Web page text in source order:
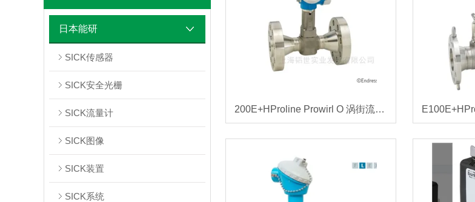
日本能研
SICK传感器
SICK安全光栅
SICK流量计
SICK图像
SICK装置
SICK系统
200E+HProline Prowirl O 涡街流量计